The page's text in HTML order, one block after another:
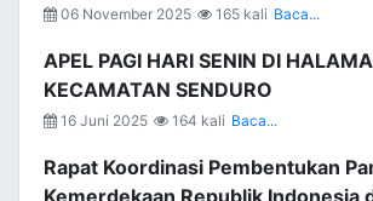
06 November 2025 165 kali Baca...
APEL PAGI HARI SENIN DI
KECAMATAN SENDURO
16 Juni 2025 164 kali Baca...
Rapat Koordinasi Pembentukan